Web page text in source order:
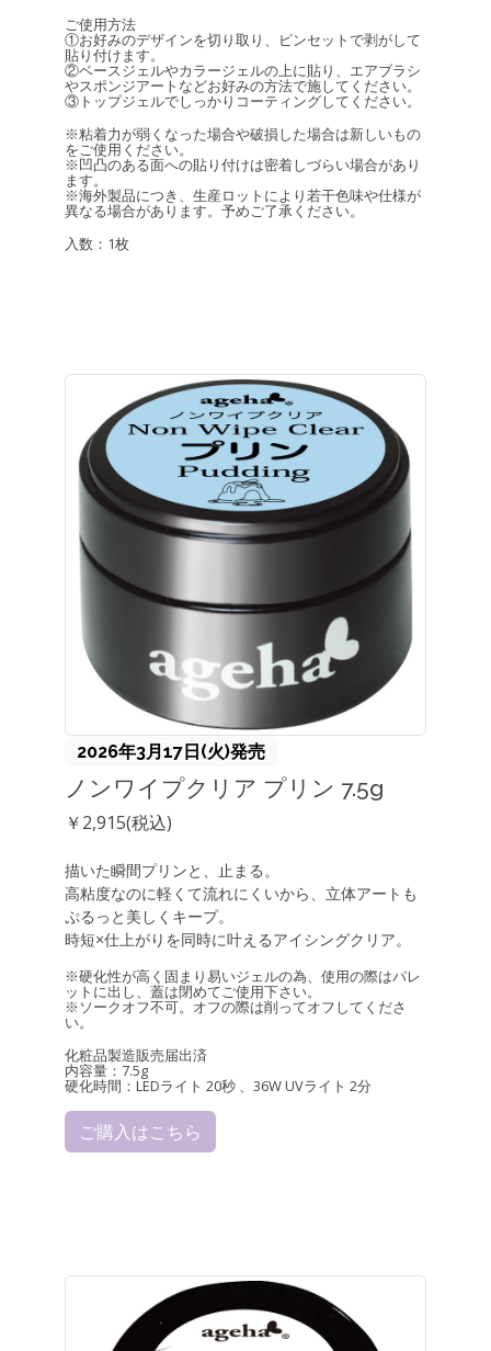
ご使用方法
①お好みのデザインを切り取り、ピンセットで剥がして
貼り付けます。
②ベースジェルやカラージェルの上に貼り、エアブラシ
やスポンジアートなどお好みの方法で施してください。
③トップジェルでしっかりコーティングしてください。
※粘着力が弱くなった場合や破損した場合は新しいもの
をご使用ください。
※凹凸のある面への貼り付けは密着しづらい場合があり
ます。
※海外製品につき、生産ロットにより若干色味や仕様が
異なる場合があります。予めご了承ください。
入数：1枚
2026年3月17日(火)発売
ノンワイプクリア プリン 7.5g
￥2,915(税込)
描いた瞬間プリンと、止まる。
高粘度なのに軽くて流れにくいから、立体アートも
ぷるっと美しくキープ。
時短×仕上がりを同時に叶えるアイシングクリア。
※硬化性が高く固まり易いジェルの為、使用の際はパレ
ットに出し、蓋は閉めてご使用下さい。
※ソークオフ不可。オフの際は削ってオフしてくださ
い。
化粧品製造販売届出済
内容量：7.5g
硬化時間：LEDライト 20秒 、36W UVライト 2分
ご購入はこちら